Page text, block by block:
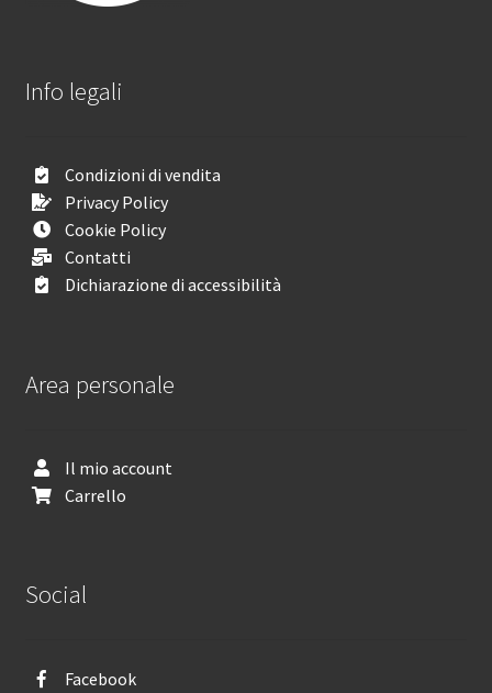
Info legali
Condizioni di vendita
Privacy Policy
Cookie Policy
Contatti
Dichiarazione di accessibilità
Area personale
Il mio account
Carrello
Social
Facebook